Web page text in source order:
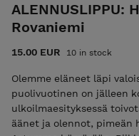
ALENNUSLIPPU:
Rovaniemi
15.00 EUR 10 in stock
Olemme eläneet läpi
puolivuotinen on jälleen
ulkoilmaesityksessä
äänet ja olennot,